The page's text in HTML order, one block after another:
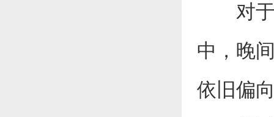
对于
中，晚
依旧偏